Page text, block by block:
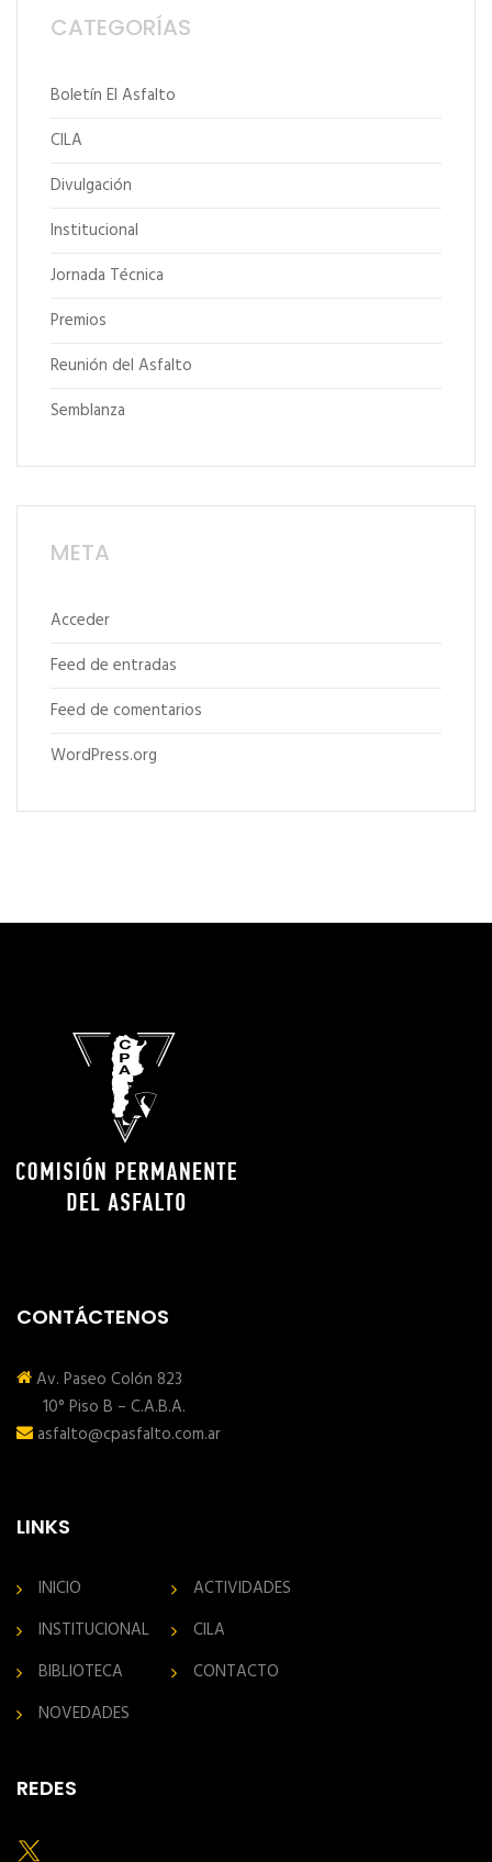
CATEGORÍAS
Boletín El Asfalto
CILA
Divulgación
Institucional
Jornada Técnica
Premios
Reunión del Asfalto
Semblanza
META
Acceder
Feed de entradas
Feed de comentarios
WordPress.org
CONTÁCTENOS
Av. Paseo Colón 823
10° Piso B – C.A.B.A.
asfalto@cpasfalto.com.ar
LINKS
INICIO
INSTITUCIONAL
BIBLIOTECA
NOVEDADES
ACTIVIDADES
CILA
CONTACTO
REDES